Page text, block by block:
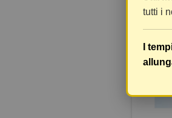
-10%
tutti i
I